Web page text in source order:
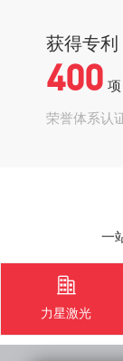
获得专利
400 项
荣誉体系认
一

力星激光